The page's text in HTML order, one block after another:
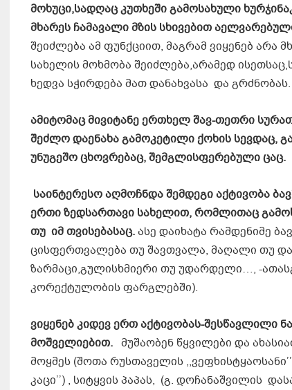
მოხუცი,სადღაც კუთხეში გამოსახული
მხარეს ჩამავალი მზის სხივებით
შეიძლება ამ ფუნქციით, მაგრამ ვიყენებ
სახელის მოხმობა შეიძლება,არამედ
ხედვა სჭირდება მათ დანახვასა და გრძნობას.
ამიტომაც მივიტანე ერთხელ შავ-თეთრი
შეძლო დაენახა გამოკეტილი ქოხის სევდაც,
უნუგეშო ცხოვრებაც, შემგლისფერებული ცაც.
საინტერესო აღმოჩნდა შემდეგი აქტივობა
ერთი ზედსართავი სახელით, რომლითაც
თუ იმ თვისებასაც.ასე დაიხატა რამდენიმე
ცისფერთვალება თუ შავთვალა, მაღალი თუ
ზარმაცი,გულისხმიერი თუ უდარდელი…, -
კორექტულობის ფარგლებში).
ვიყენებ კიდევ ერთ აქტივობას-შესწავლილი
მოშველიებით. მუშაობენ წყვილები და
მოყმეს (შოთა რუსთაველის
კაცი’’) , სიტყვის პაპას, (გ. დოჩანაშვილის